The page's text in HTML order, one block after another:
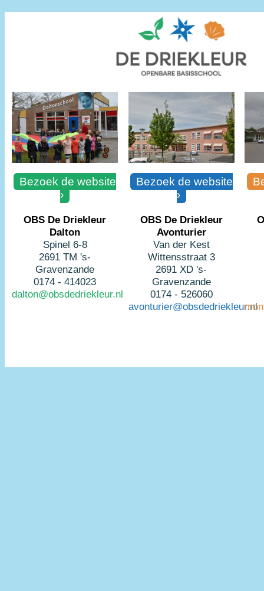
Bezoek de website
›
OBS De Driekleur
Dalton
Spinel 6-8
2691 TM 's-
Gravenzande
0174 - 414023
dalton@obsdedriekleur.nl
Bezoek de website
›
OBS De Driekleur
Avonturier
Van der Kest
Wittensstraat 3
2691 XD 's-
Gravenzande
0174 - 526060
avonturier@obsdedriekleur.nl